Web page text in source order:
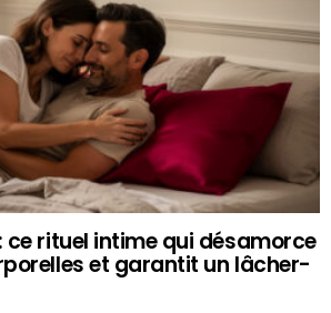
ce rituel intime qui désamorce
et garantit un lâcher-